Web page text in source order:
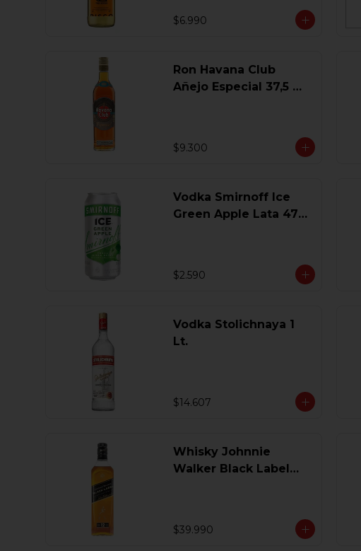
$6.990
Ron Havana Club
Añejo Especial 37,5 Gl
$9.300
Vodka Smirnoff Ice
Green Apple Lata 473
$2.590
Vodka Stolichnaya 1
Lt.
$14.607
Whisky Johnnie
Walker Black Label
$39.990